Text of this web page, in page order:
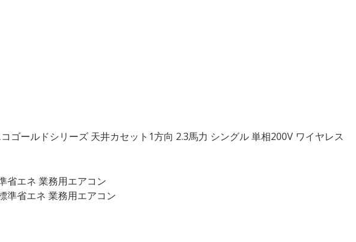
ゴールドシリーズ 天井カセット1方向 2.3馬力 シングル 単相200V ワイヤレス
省エネ 業務用エアコン